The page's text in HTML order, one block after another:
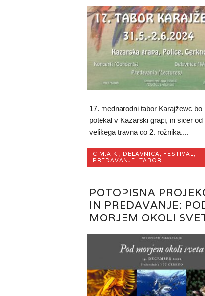
17. mednarodni tabor Karajžewc bo
potekal v Kazarski grapi, in sicer od
velikega travna do 2. rožnika....
C.M.A.K., DELAVNICA, FESTIVAL,
PREDAVANJE, TABOR
POTOPISNA
IN PREDAVANJE:
MORJEM OKOLI